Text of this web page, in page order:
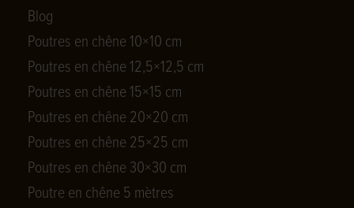
Blog
Poutres en chêne 10×10 cm
Poutres en chêne 12,5×12,5 cm
Poutres en chêne 15×15 cm
Poutres en chêne 20×20 cm
Poutres en chêne 25×25 cm
Poutres en chêne 30×30 cm
Poutre en chêne 5 mètres